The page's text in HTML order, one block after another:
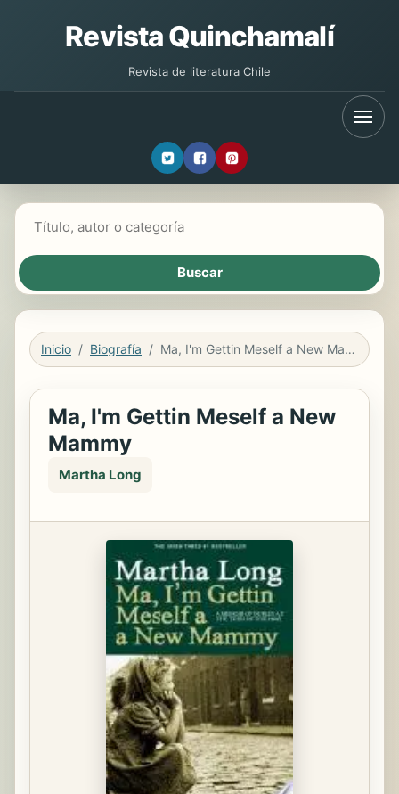
Revista Quinchamalí
Revista de literatura Chile
Inicio Biografía Ma, I'm Gettin Meself a New Mammy
Ma, I'm Gettin Meself a New
Mammy
Martha Long